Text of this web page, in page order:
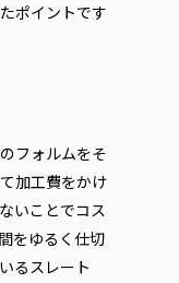
ポイントです
フォルムをそ
加工費をかけ
いことでコス
をゆるく仕切
るスレート